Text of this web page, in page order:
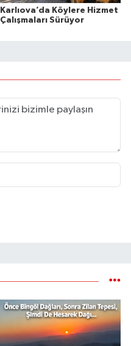
Karlıova’da Köylere Hizmet
Çalışmaları Sürüyor